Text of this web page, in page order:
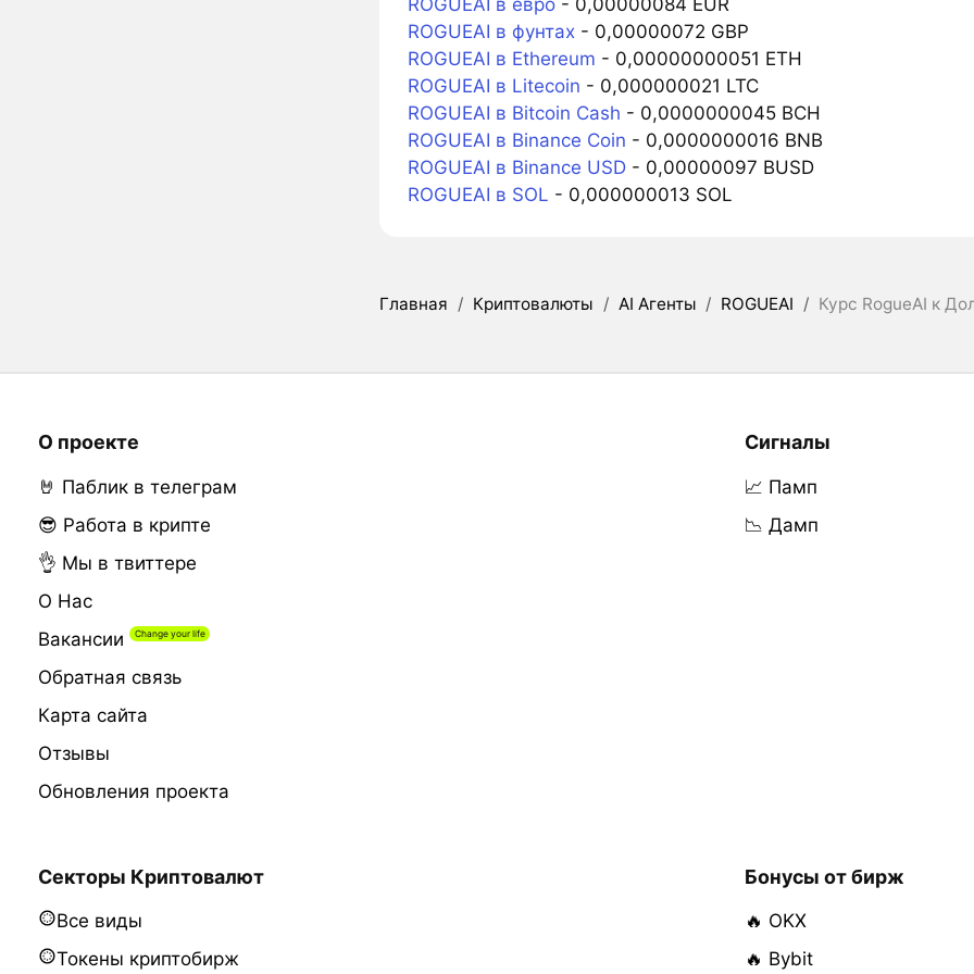
ROGUEAI в евро- 0,00000084 EUR
ROGUEAI в фунтах- 0,00000072 GBP
ROGUEAI в Ethereum - 0,00000000051 ETH
ROGUEAI в Litecoin - 0,000000021 LTC
ROGUEAI в Bitcoin Cash - 0,0000000045 BCH
ROGUEAI в Binance Coin - 0,0000000016 BNB
ROGUEAI в Binance USD- 0,00000097 BUSD
ROGUEAI в SOL - 0,000000013 SOL
Главная / Криптовалюты / AI Агенты / ROGUEAI / Курс RogueAI к
О проекте
🤘 Паблик в телеграм
😎 Работа в крипте
👌 Мы в твиттере
О Нас
Вакансии
Обратная связь
Карта сайта
Отзывы
Обновления проекта
Сигналы
📈 Памп
📉 Дамп
Секторы Криптовалют
Все виды
Токены криптобирж
Бонусы от бирж
🔥 OKX
🔥 Bybit